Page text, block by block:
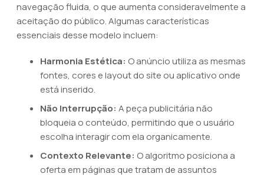
navegação fluida, o que aumenta consideravelmente a
aceitação do público. Algumas características
essenciais desse modelo incluem:
Harmonia Estética: O anúncio utiliza as mesmas
fontes, cores e layout do site ou aplicativo onde
está inserido.
Não Interrupção: A peça publicitária não
bloqueia o conteúdo, permitindo que o usuário
escolha interagir com ela organicamente.
Contexto Relevante: O algoritmo posiciona a
oferta em páginas que tratam de assuntos